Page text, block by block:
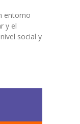
entorno
y el
social y